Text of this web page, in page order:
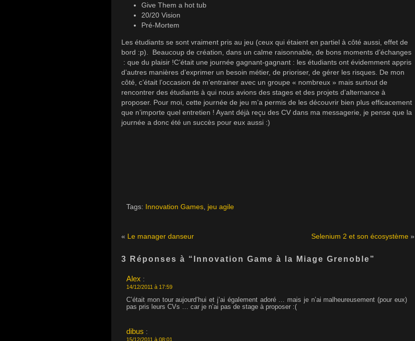
Give Them a hot tub
20/20 Vision
Pré-Mortem
Les étudiants se sont vraiment pris au jeu (ceux qui étaient en partiel à côté aussi, effet de
bord :p). Beaucoup de création, dans un calme raisonnable, de bons moments d’échanges
: que du plaisir !C’était une journée gagnant-gagnant : les étudiants ont évidemment appris
d’autres manières d’exprimer un besoin métier, de prioriser, de gérer les risques. De mon
côté, c’était l’occasion de m’entrainer avec un groupe « nombreux » mais surtout de
rencontrer des étudiants à qui nous avions des stages et des projets d’alternance à
proposer. Pour moi, cette journée de jeu m’a permis de les découvrir bien plus efficacement
que n’importe quel entretien ! Ayant déjà reçu des CV dans ma messagerie, je pense que la
journée a donc été un succès pour eux aussi :)
Tags: Innovation Games jeu agile
« Le manager danseur Selenium 2 et son écosystème »
3 Réponses à “Innovation Game à la Miage Grenoble”
Alex :
14/12/2011 à 17:59
C’était mon tour aujourd’hui et j’ai également adoré … mais je n’ai malheureusement (pour eux)
pas pris leurs CVs … car je n’ai pas de stage à proposer :(
dibus :
15/12/2011 à 08:01